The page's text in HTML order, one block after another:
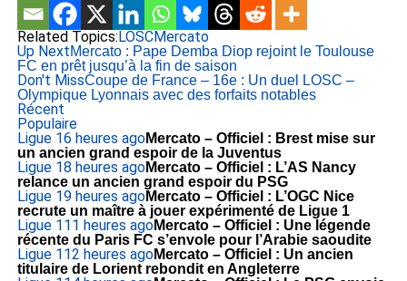
Related Topics:LOSCMercato
Up NextMercato : Pape Demba Diop rejoint le Toulouse
FC en prêt jusqu’à la fin de saison
Don't MissCoupe de France – 16e : Un duel LOSC –
Olympique Lyonnais avec des forfaits notables
Récent
Populaire
Ligue 16 heures agoMercato – Officiel : Brest mise sur
un ancien grand espoir de la Juventus
Ligue 18 heures agoMercato – Officiel : L’AS Nancy
relance un ancien grand espoir du PSG
Ligue 19 heures agoMercato – Officiel : L’OGC Nice
recrute un maître à jouer expérimenté de Ligue 1
Ligue 111 heures agoMercato – Officiel : Une légende
récente du Paris FC s’envole pour l’Arabie saoudite
Ligue 112 heures agoMercato – Officiel : Un ancien
titulaire de Lorient rebondit en Angleterre